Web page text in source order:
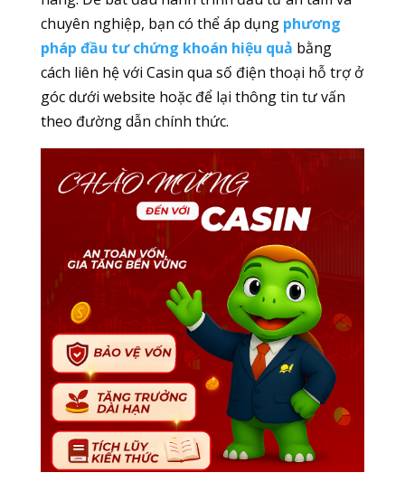
chuyên nghiệp, bạn có thể áp dụng phương
pháp đầu tư chứng khoán hiệu quả bằng
cách liên hệ với Casin qua số điện thoại hỗ trợ ở
góc dưới website hoặc để lại thông tin tư vấn
theo đường dẫn chính thức.